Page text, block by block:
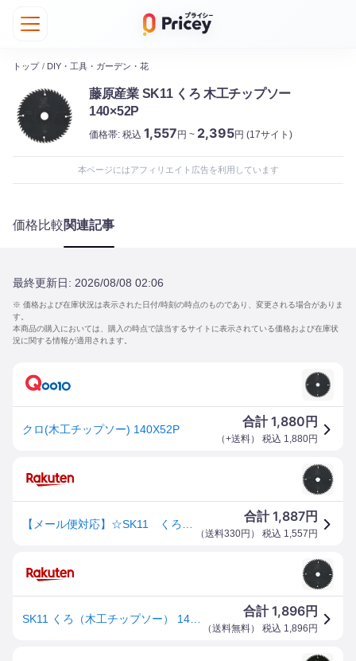
トップ / DIY・工具・ガーデン・花
藤原産業 SK11 くろ 木工チップソー
140×52P
価格帯: 税込 1,557円 ~ 2,395円 (17サイト)
本ページにはアフィリエイト広告を利用しています
価格比較関連記事
最終更新日: 2026/08/08 02:06
※ 価格および在庫状況は表示された日付/時刻の時点のものであり、変更される場合がありま
す。
本商品の購入においては、購入の時点で該当するサイトに表示されている価格および在庫状
況に関する情報が適用されます。
クロ(木工チップソー) 140X52P
合計1,880 円
（+送料） 税込 1,880円
合計1,887円
（送料330円 ） 税込 1,557 円
合計1,896円
（送料無料） 税込 1,896 円